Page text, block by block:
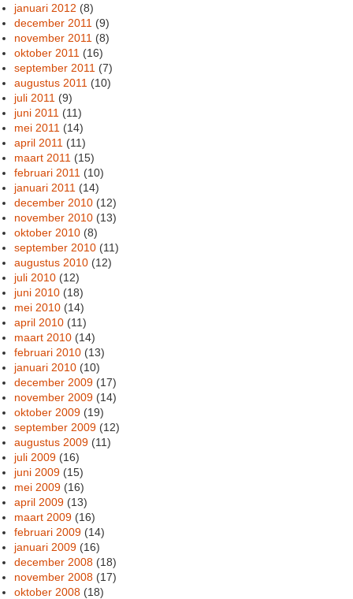
januari 2012 (8)
december 2011 (9)
november 2011 (8)
oktober 2011 (16)
september 2011 (7)
augustus 2011 (10)
juli 2011 (9)
juni 2011 (11)
mei 2011 (14)
april 2011 (11)
maart 2011 (15)
februari 2011 (10)
januari 2011 (14)
december 2010 (12)
november 2010 (13)
oktober 2010 (8)
september 2010 (11)
augustus 2010 (12)
juli 2010 (12)
juni 2010 (18)
mei 2010 (14)
april 2010 (11)
maart 2010 (14)
februari 2010 (13)
januari 2010 (10)
december 2009 (17)
november 2009 (14)
oktober 2009 (19)
september 2009 (12)
augustus 2009 (11)
juli 2009 (16)
juni 2009 (15)
mei 2009 (16)
april 2009 (13)
maart 2009 (16)
februari 2009 (14)
januari 2009 (16)
december 2008 (18)
november 2008 (17)
oktober 2008 (18)